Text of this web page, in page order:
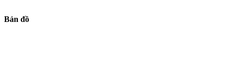
Bản đồ